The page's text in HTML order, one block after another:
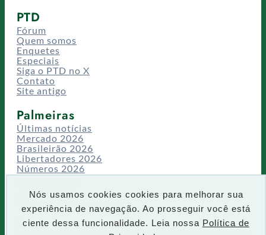
Nós usamos cookies cookies para melhorar sua
experiência de navegação. Ao prosseguir você está
ciente dessa funcionalidade. Leia nossa Política de
PTD
Fórum
Quem somos
Enquetes
Especiais
Siga o PTD no X
Contato
Site antigo
Palmeiras
Últimas notícias
Mercado 2026
Brasileirão 2026
Libertadores 2026
Números 2026
Campeonatos
CT/Centro de Excelência
Busca